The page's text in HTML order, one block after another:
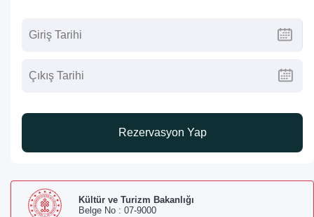
Rezervasyon Yap
Kültür ve Turizm Bakanlığı
Belge No : 07-9000